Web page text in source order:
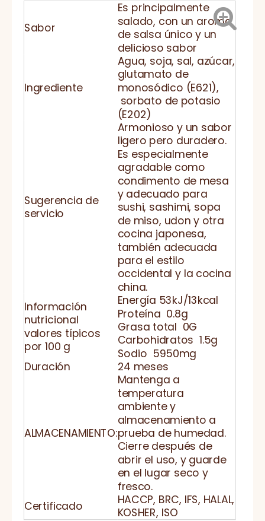
Sabor
Es principalmente
salado, con un aroma
de salsa único y un
delicioso sabor
Ingrediente
Agua, soja, sal, azúcar,
glutamato de
monosódico (E621),
sorbato de potasio
(E202)
Sugerencia de
servicio
Armonioso y un sabor
ligero pero duradero.
Es especialmente
agradable como
condimento de mesa
y adecuado para
sushi, sashimi, sopa
de miso, udon y otra
cocina japonesa,
también adecuada
para el estilo
occidental y la cocina
china.
Información
nutricional
valores típicos
por 100 g
Energía 53kJ/13kcal
Proteína 0.8g
Grasa total 0G
Carbohidratos 1.5g
Sodio 5950mg
Duración
24 meses
ALMACENAMIENTO:
Mantenga a
temperatura
ambiente y
almacenamiento a
prueba de humedad.
Cierre después de
abrir el uso, y guarde
en el lugar seco y
fresco.
Certificado
HACCP, BRC, IFS, HALAL,
KOSHER, ISO